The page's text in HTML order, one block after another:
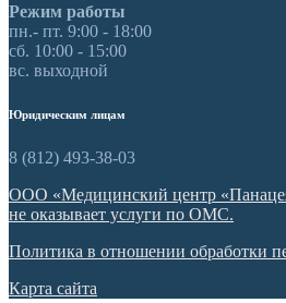
Режим работы
пн.- пт. 9:00 - 18:00
сб. 10:00 - 15:00
вс. выходной
Юридическим лицам
8 (812) 493-38-03
ООО «Медицинский центр
не оказывает услуги по ОМС.
Политика в отношении обработки
Карта сайта